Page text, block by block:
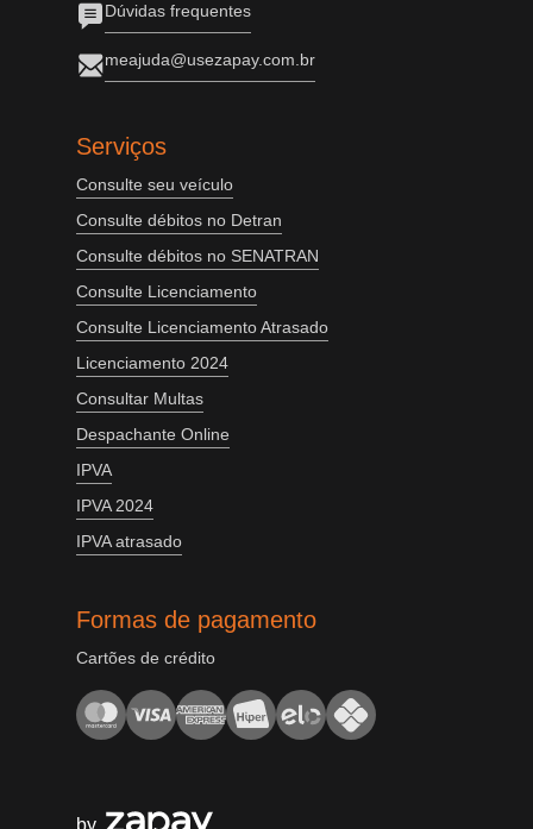
Dúvidas frequentes
meajuda@usezapay.com.br
Serviços
Consulte seu veículo
Consulte débitos no Detran
Consulte débitos no SENATRAN
Consulte Licenciamento
Consulte Licenciamento Atrasado
Licenciamento 2024
Consultar Multas
Despachante Online
IPVA
IPVA 2024
IPVA atrasado
Formas de pagamento
Cartões de crédito
by